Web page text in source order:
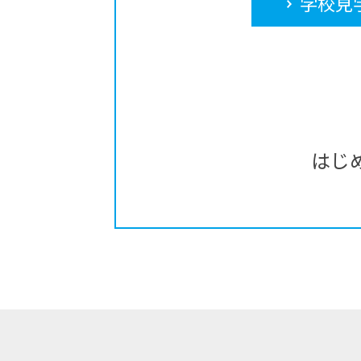
はじ